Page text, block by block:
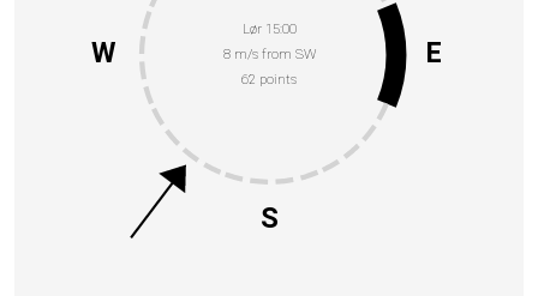
Lør 15:00
8 m/s from SW
62 points
E
S
W